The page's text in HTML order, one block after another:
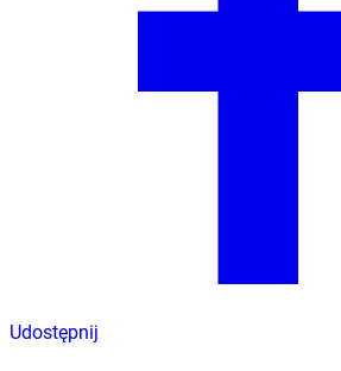
Udostępnij